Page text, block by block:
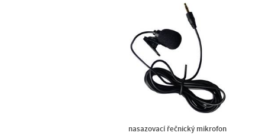
nasazovací řečnický mikrofon